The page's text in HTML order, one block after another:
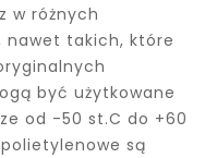
w różnych
nawet takich, które
być użytkowane
od -50 st.C do +60
są